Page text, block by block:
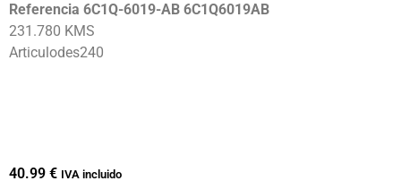
Referencia 6C1Q-6019-AB 6C1Q6019AB
231.780 KMS
Articulodes240
40.99 € IVA incluido